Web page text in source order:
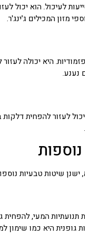
לעיכול. הוא
מזון המכילים ג'ינג'ר.
היא יכולה
נענע.
יכול לעזור להפחית
שיטות טבעיות
תנועתיות המעי,
היא כמו